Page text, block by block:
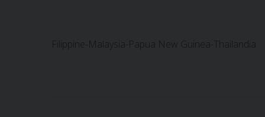
Filippine-Malaysia-Papua New Guinea-Thailandia